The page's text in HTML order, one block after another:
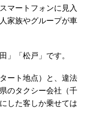
マートフォンに見入
家族やグループが車
」「松戸」です。
ート地点）と、違法
のタクシー会社（千
した客しか乗せては